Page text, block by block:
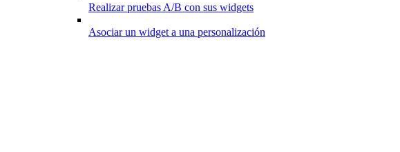
Realizar pruebas A/B con sus widgets
Asociar un widget a una personalización